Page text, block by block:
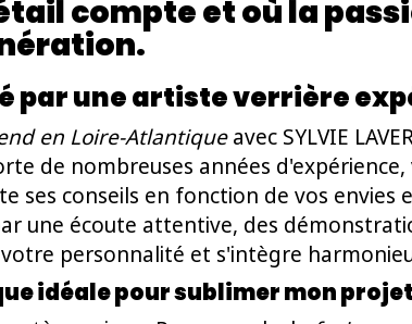
compte et où la
par une artiste verrière
en Loire-Atlantiqueavec SYLVIE
de nombreuses années
ses conseils en fonction de vos
une écoute attentive, des
personnalité et s'intègre
idéale pour sublimer mon